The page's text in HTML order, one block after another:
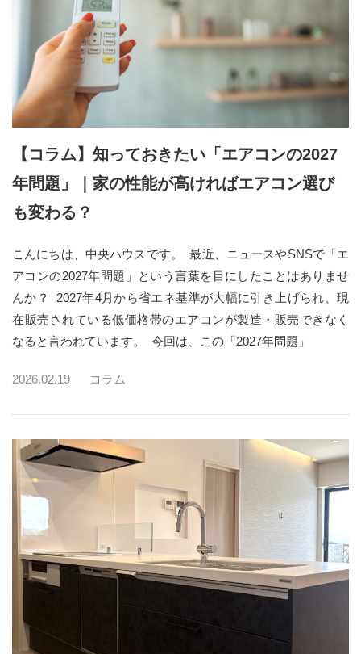
【コラム】知っておきたい「エアコンの2027
年問題」｜家の性能が高ければエアコン選び
も変わる？
こんにちは、中央ハウスです。 最近、ニュースやSNSで「エ
アコンの2027年問題」という言葉を目にしたことはありませ
んか？ 2027年4月から省エネ基準が大幅に引き上げられ、現
在販売されている低価格帯のエアコンが製造・販売できなく
なると言われています。 今回は、この「2027年問題」
2026.02.19 コラム